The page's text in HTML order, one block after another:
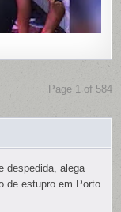
Page 1 of 584
despedida, alega
de estupro em Porto